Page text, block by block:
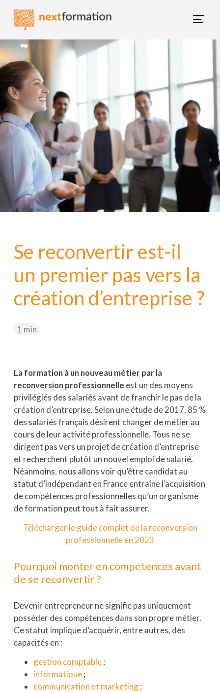
Blog NextFormation
Tous les articles
Former mes salariés
M'épanouir
Booster ma carrière
Changer de métier
Nextgroup
Webitech
EIMP
Se reconvertir est-il
un premier pas vers la
création d’entreprise ?
1 min
La formation à un nouveau métier par la
reconversion professionnelle est un des moyens
privilégiés des salariés avant de franchir le pas de la
création d’entreprise. Selon une étude de 2017, 85 %
des salariés français désirent changer de métier au
cours de leur activité professionnelle. Tous ne se
dirigent pas vers un projet de création d’entreprise
et recherchent plutôt un nouvel emploi de salarié.
Néanmoins, nous allons voir qu’être candidat au
statut d’indépendant en France entraîne l’acquisition
de compétences professionnelles qu’un organisme
de formation peut tout à fait assurer.
Télécharger le guide complet de la reconversion
professionnelle en 2023
Pourquoi monter en compétences avant
de se reconvertir ?
Devenir entrepreneur ne signifie pas uniquement
posséder des compétences dans son propre métier.
Ce statut implique d’acquérir, entre autres, des
capacités en :
gestion comptable;
informatique;
communication et marketing;